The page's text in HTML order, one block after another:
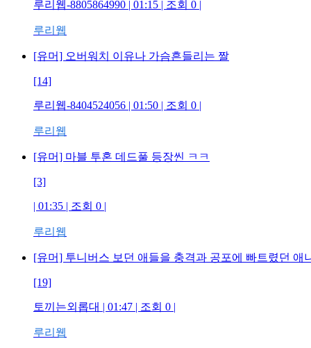
루리웹-8805864990 | 01:15 | 조회 0 |
루리웹
[유머] 오버워치 이유나 가슴흔들리는 짤
[14]
루리웹-8404524056 | 01:50 | 조회 0 |
루리웹
[유머] 마블 투혼 데드풀 등장씬 ㅋㅋ
[3]
| 01:35 | 조회 0 |
루리웹
[유머] 투니버스 보던 애들을 충격과 공포에 빠트렸던 애
[19]
토끼는외롭대 | 01:47 | 조회 0 |
루리웹